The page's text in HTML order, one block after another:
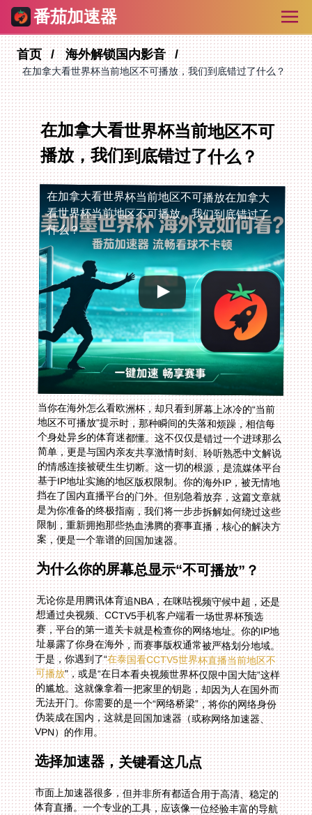
番茄加速器
首页 海外解锁国内影音
在加拿大看世界杯当前地区不可播放，我们到底错过了什么？
在加拿大看世界杯当前地区不可
播放，我们到底错过了什么？
在加拿大看世界杯当前地区不可播放在加拿大
看世界杯当前地区不可播放，我们到底错过了
什么？
当你在海外怎么看欧洲杯，却只看到屏幕上冰冷的“当前
地区不可播放”提示时，那种瞬间的失落和烦躁，相信每
个身处异乡的体育迷都懂。这不仅仅是错过一个进球那么
简单，更是与国内亲友共享激情时刻、聆听熟悉中文解说
的情感连接被硬生生切断。这一切的根源，是流媒体平台
基于IP地址实施的地区版权限制。你的海外IP，被无情地
挡在了国内直播平台的门外。但别急着放弃，这篇文章就
是为你准备的终极指南，我们将一步步拆解如何绕过这些
限制，重新拥抱那些热血沸腾的赛事直播，核心的解决方
案，便是一个靠谱的回国加速器。
为什么你的屏幕总显示“不可播放”？
无论你是用腾讯体育追NBA，在咪咕视频守候中超，还是
想通过央视频、CCTV5手机客户端看一场世界杯预选
赛，平台的第一道关卡就是检查你的网络地址。你的IP地
址暴露了你身在海外，而赛事版权通常被严格划分地域。
于是，你遇到了“在泰国看CCTV5世界杯直播当前地区不
可播放”，或是“在日本看央视频世界杯仅限中国大陆”这样
的尴尬。这就像拿着一把家里的钥匙，却因为人在国外而
无法开门。你需要的是一个“网络桥梁”，将你的网络身份
伪装成在国内，这就是回国加速器（或称网络加速器、
VPN）的作用。
选择加速器，关键看这几点
市面上加速器很多，但并非所有都适合用于高清、稳定的
体育直播。一个专业的工具，应该像一位经验丰富的导航